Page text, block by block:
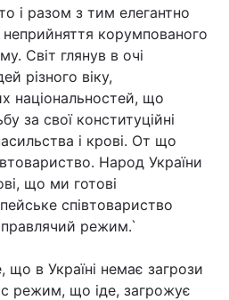
Вакансії
і разом з тим елегантно
корумпованого
Світ глянув в очі
різного віку,
національностей, що
за свої конституційні
і крові. От що
Народ України
що ми готові
співтовариство
правлячий режим.`
в Україні немає загрози
режим, що іде, загрожує